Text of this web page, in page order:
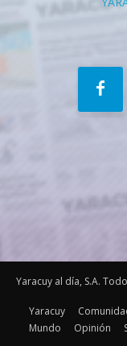
Yaracuy al día, S.A.
Yaracuy
Mundo
Opinión